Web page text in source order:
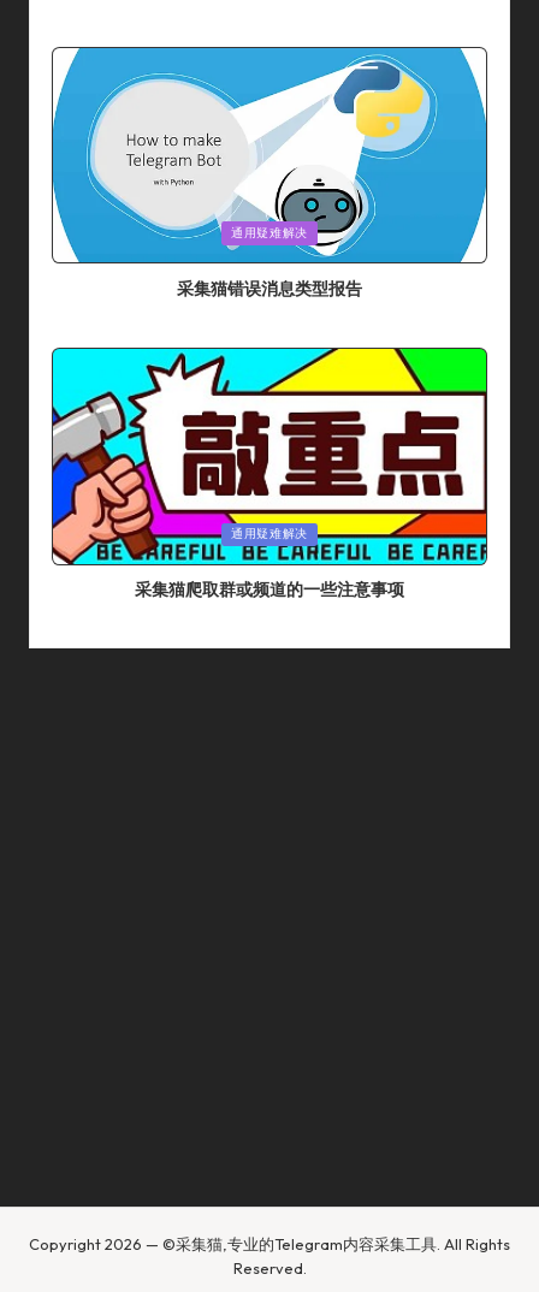
In
通用疑难解决
采集猫错误消息类型报告
Posted
In
通用疑难解决
采集猫爬取群或频道的一些注意事项
By
Copyright 2026 — ©采集猫,专业的Telegram内容采集工具. All Rights
Reserved.